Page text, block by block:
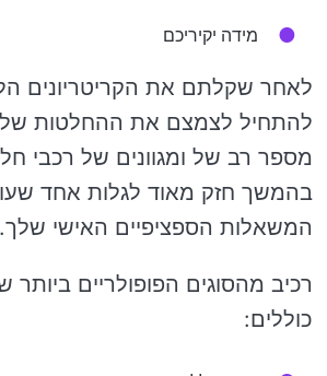
מידה יקיריכם
לאחר שקלתם את הקריטריונים
להתחיל לצמצם את ההחלטות
מספר רב של ומגוונים של רכבי
בהמשך חזק מאוד לגלות אחד
המשאלות הספציפיים האישי שלך.
רכיב מהסוגים הפופולריים ביותר
כוללים: